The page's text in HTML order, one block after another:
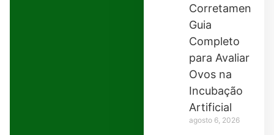
Corretamente:
Guia
Completo
para Avaliar
Ovos na
Incubação
Artificial
agosto 6, 2026